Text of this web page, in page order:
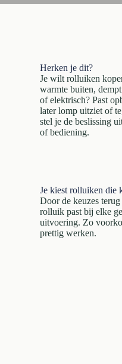
Herken je dit?
Je wilt rolluiken
warmte buiten,
of elektrisch? Past
later lomp uitziet of
stel je de beslissing
of bediening.
Je kiest rolluiken die
Door de keuzes
rolluik past bij elke
uitvoering. Zo
prettig werken.